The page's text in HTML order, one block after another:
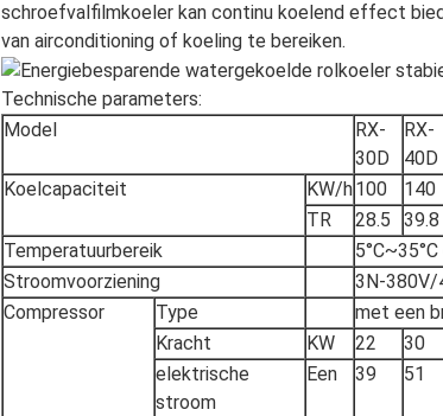
schroefvalfilmkoeler kan continu koelend effect
van airconditioning of koeling te bereiken.
Technische parameters:
Model
RX-
30D
RX-
40D
Koelcapaciteit
KW/h100 140
TR
28.5 39.8
Temperatuurbereik
Stroomvoorziening
3N-380V/
Compressor
Type
met een
Kracht
KW 22 30
elektrische
stroom
Een 39 51